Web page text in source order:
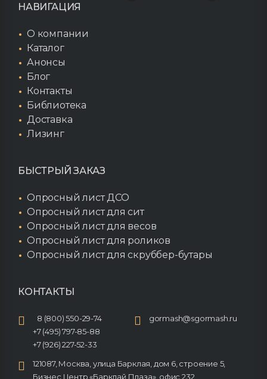
НАВИГАЦИЯ
О компании
Каталог
Анонсы
Блог
Контакты
Библиотека
Доставка
Лизинг
БЫСТРЫЙ ЗАКАЗ
Опросный лист ДСО
Опросный лист для сит
Опросный лист для весов
Опросный лист для роликов
Опросный лист для скруббер-бутары
КОНТАКТЫ
8 (800) 550-29-74
+7 (495) 797-85-88
+7 (926) 227-52-33
gormash@sgormash.ru
121087, Москва, улица Барклая, дом 6, строение 5,
Бизнес Центр «Барклай Плаза», офис 232